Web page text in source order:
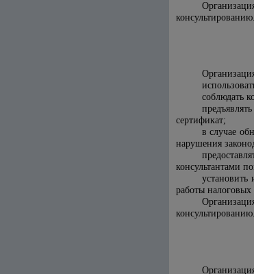
консультированию.
соблюдать
сертификат;
в случае
нарушения
консультантами
установить
работы налоговых
консультированию.